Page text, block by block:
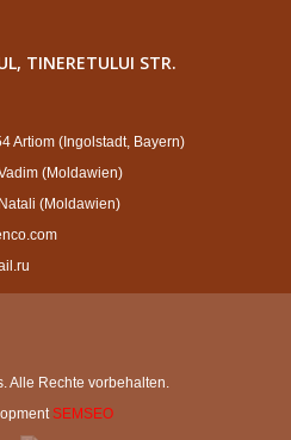
TINERETULUI STR.
Artiom (Ingolstadt, Bayern)
(Moldawien)
(Moldawien)
Alle Rechte vorbehalten.
SEMSEO